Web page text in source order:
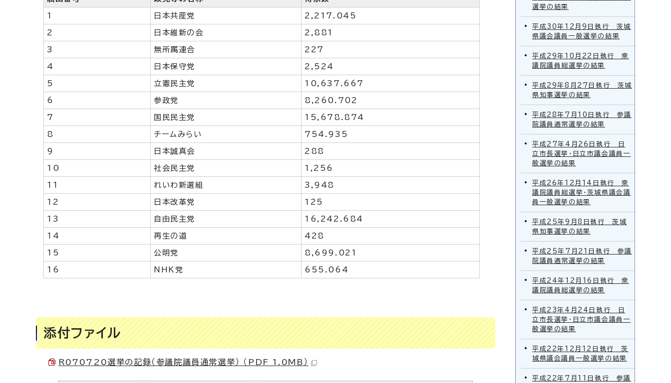
1 日本共産党 2,217.045
2 日本維新の会 2,881
3 無所属連合 227
4 日本保守党 2,524
5 立憲民主党 10,637.667
6 参政党 8,260.702
7 国民民主党 15,678.874
8 チームみらい 754.935
9 日本誠真会 288
10 社会民主党 1,256
11 れいわ新選組 3,948
12 日本改革党 125
13 自由民主党 16,242.684
14 再生の道 428
15 公明党 8,699.021
16 NHK党 655.064
添付ファイル
R070720選挙の記録（参議院議員通常選挙） （PDF 1.0MB）
選挙の結果
平成30年12月9日執行 茨城
県議会議員一般選挙の結果
平成29年10月22日執行 衆
議院議員総選挙の結果
平成29年8月27日執行 茨城
県知事選挙の結果
平成28年7月10日執行 参議
院議員通常選挙の結果
平成27年4月26日執行 日
立市長選挙・日立市議会議員一
般選挙の結果
平成26年12月14日執行 衆
議院議員総選挙・茨城県議会議
員一般選挙の結果
平成25年9月8日執行 茨城
県知事選挙の結果
平成25年7月21日執行 参議
院議員通常選挙の結果
平成24年12月16日執行 衆
議院議員総選挙の結果
平成23年4月24日執行 日
立市長選挙・日立市議会議員一
般選挙の結果
平成22年12月12日執行 茨
城県議会議員一般選挙の結果
平成22年7月11日執行 参議